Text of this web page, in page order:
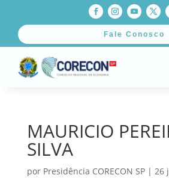
Fale Conosco
MAURICIO
SILVA
por Presidência CORECON SP| 26